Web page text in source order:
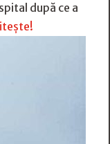
după ce a